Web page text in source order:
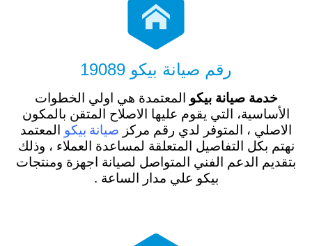

رقم صيانة بيكو 19089
خدمة صيانة بيكو المعتمدة هي اولي الخطوات
الأساسية، التي يقوم عليها الاصلاح المتقن بالمكون
الاصلي ، المتوفر لدي رقم مركز صيانة بيكو المعتمد
نهتم بكل التفاصيل المتعلقة لمساعدة العملاء ، وذلك
بتقديم الدعم الفني المتواصل لصيانة اجهزة ومنتجات
بيكو علي مدار الساعة .